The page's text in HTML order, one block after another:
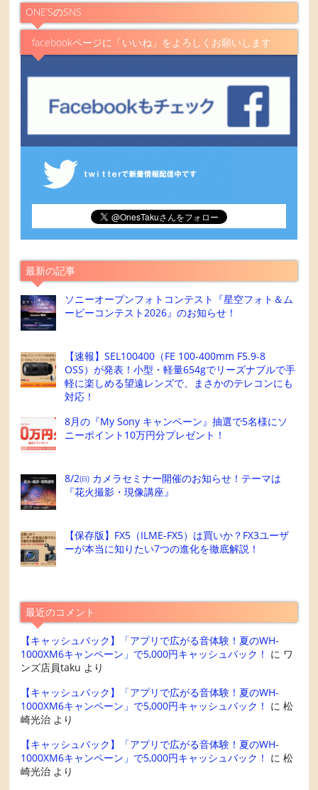
ONE’SのSNS
facebookページに「いいね」をよろしくお願いします
最新の記事
ソニーオープンフォトコンテスト『星空フォト＆ム
ービーコンテスト2026』のお知らせ！
【速報】SEL100400（FE 100-400mm F5.9-8
OSS）が発表！小型・軽量654gでリーズナブルで手
軽に楽しめる望遠レンズで、まさかのテレコンにも
対応！
8月の『My Sony キャンペーン』抽選で5名様にソ
ニーポイント10万円分プレゼント！
8/2㈰ カメラセミナー開催のお知らせ！テーマは
『花火撮影・現像講座』
【保存版】FX5（ILME-FX5）は買いか？FX3ユーザ
ーが本当に知りたい7つの進化を徹底解説！
最近のコメント
【キャッシュバック】「アプリで広がる音体験！夏のWH-
1000XM6キャンペーン」で5,000円キャッシュバック！ に ワ
ンズ店員taku より
【キャッシュバック】「アプリで広がる音体験！夏のWH-
1000XM6キャンペーン」で5,000円キャッシュバック！ に松
崎光治 より
【キャッシュバック】「アプリで広がる音体験！夏のWH-
1000XM6キャンペーン」で5,000円キャッシュバック！ に松
崎光治 より